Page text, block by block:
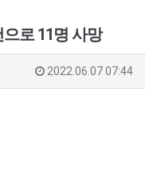
로 11명 사망
2022.06.07 07:44